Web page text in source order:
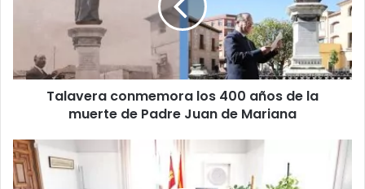
c
e
m
o
Talavera conmemora los 400 años de la
muerte de Padre Juan de Mariana
N
o
r